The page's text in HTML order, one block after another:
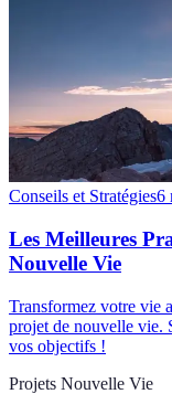
Conseils et Stratégies6
Les Meilleures
Nouvelle Vie
Transformez votre vie
projet de nouvelle vie.
vos objectifs !
Projets Nouvelle Vie